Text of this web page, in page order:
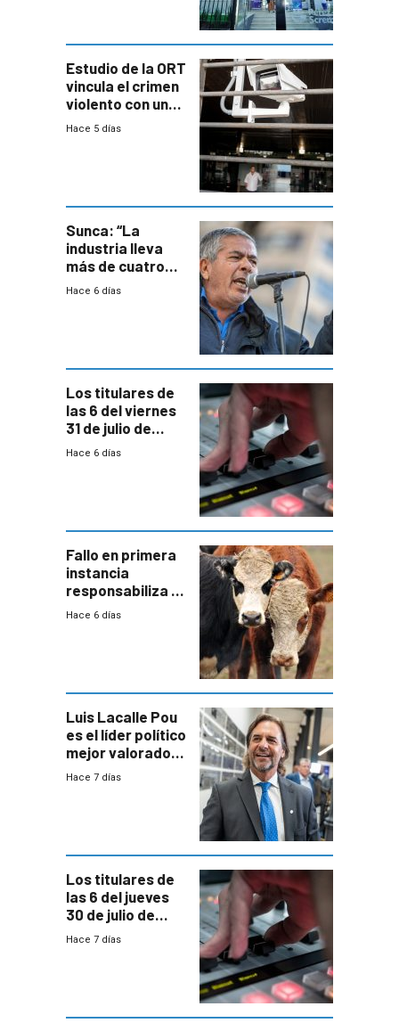
Estudio de la ORT
vincula el crimen
violento con una
menor creación
Hace 5 días
Sunca: “La
industria lleva
más de cuatro
meses sin
Hace 6 días
Los titulares de
las 6 del viernes
31 de julio de
2026
Hace 6 días
Fallo en primera
instancia
responsabiliza al
Estado por falta
Hace 6 días
Luis Lacalle Pou
es el líder político
mejor valorado
del país, según
Hace 7 días
Los titulares de
las 6 del jueves
30 de julio de
2026
Hace 7 días